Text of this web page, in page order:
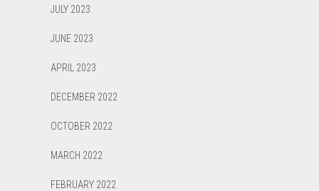
JULY 2023
JUNE 2023
APRIL 2023
DECEMBER 2022
OCTOBER 2022
MARCH 2022
FEBRUARY 2022